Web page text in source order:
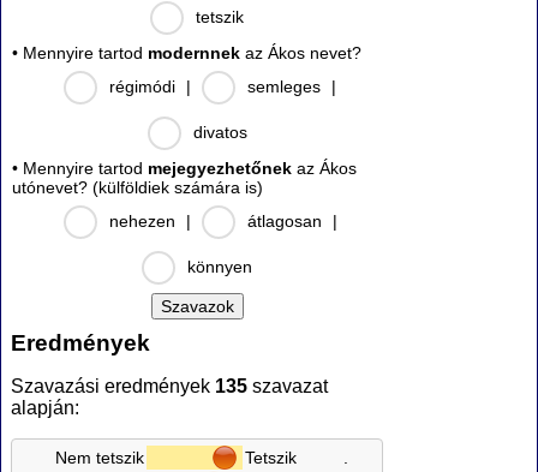
tetszik
• Mennyire tartod modernnek az Ákos nevet?
régimódi
| semleges |
divatos
• Mennyire tartod mejegyezhetőnek az Ákos
utónevet? (külföldiek számára is)
nehezen
| átlagosan |
könnyen
Eredmények
Szavazási eredmények 135 szavazat
alapján:
Nem tetszik Tetszik